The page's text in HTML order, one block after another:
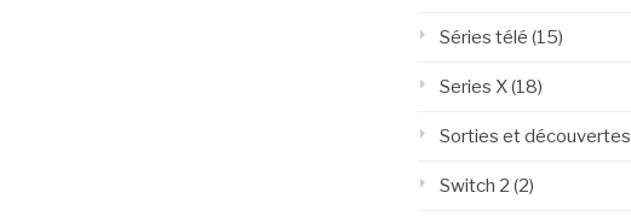
Séries télé (15)
Series X(18)
Sorties et découvertes
Switch 2 (2)